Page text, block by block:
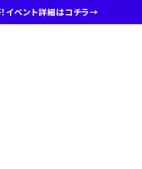
イベント詳細はコチラ→